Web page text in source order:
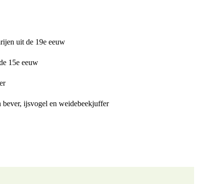
uit de 19e eeuw
15e eeuw
ijsvogel en weidebeekjuffer